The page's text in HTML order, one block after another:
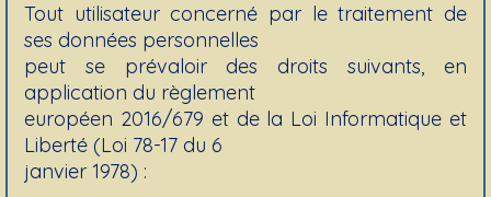
Tout utilisateur concerné par le traitement de
ses données personnelles
peut se prévaloir des droits suivants, en
application du règlement
européen 2016/679 et de la Loi Informatique et
Liberté (Loi 78-17 du 6
janvier 1978) :